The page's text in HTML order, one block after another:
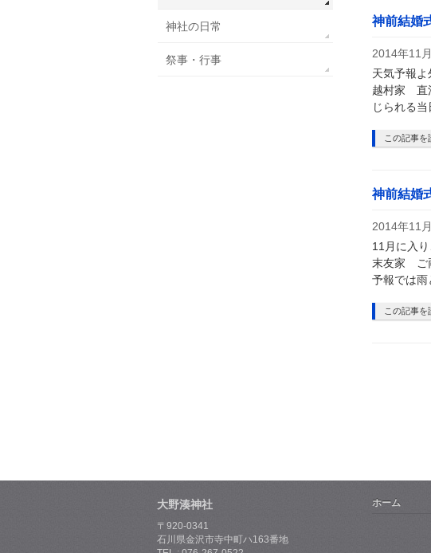
神前結婚
2014年11
天気予報
越村家 直
じられる
この記事を
神前結婚
2014年11
11月に入
末友家 ご
予報では雨
この記事を
神社の日常
祭事・行事
大野湊神社
〒920-0341
石川県金沢市寺中町ハ163番地
ホーム